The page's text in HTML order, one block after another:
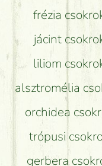
frézia
jácint
liliom
alsztromélia
orchidea
trópusi
gerbera